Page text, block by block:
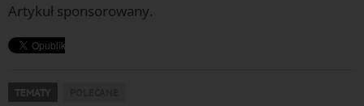
Artykuł sponsorowany.
TEMATY